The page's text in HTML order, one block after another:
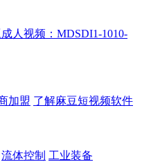
人视频：MDSDI1-1010-
加盟 了解麻豆短视频软件
流体控制 工业装备